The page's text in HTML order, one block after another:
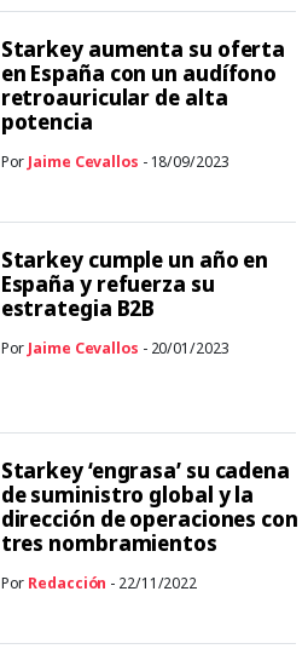
Starkey aumenta su oferta
en España con un audífono
retroauricular de alta
potencia
Por Jaime Cevallos - 18/09/2023
Starkey cumple un año en
España y refuerza su
estrategia B2B
Por Jaime Cevallos - 20/01/2023
Starkey ‘engrasa’ su cadena
de suministro global y la
dirección de operaciones con
tres nombramientos
Por Redacción - 22/11/2022